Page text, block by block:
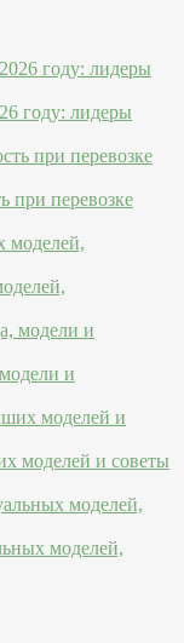
году: лидеры
при перевозке
и
моделей и советы
моделей,